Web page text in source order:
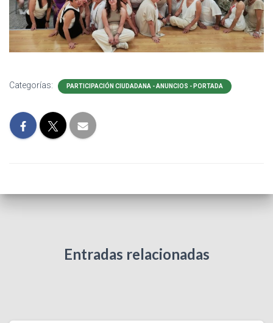
Categorías: PARTICIPACIÓN CIUDADANA - ANUNCIOS - PORTADA
Entradas relacionadas